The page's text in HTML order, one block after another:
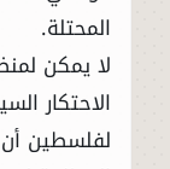
المحتلة.
لا يمكن
الاحتكار
لفلسطين